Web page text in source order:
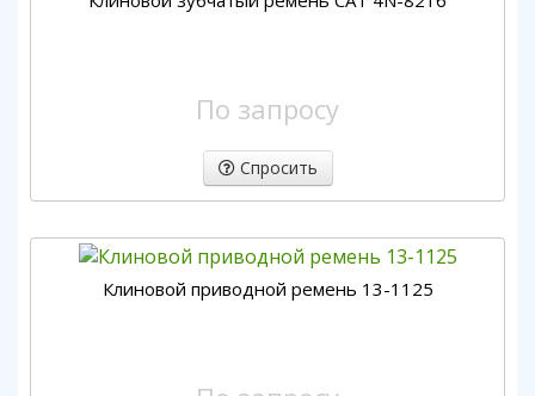
По запросу
Спросить
Клиновой приводной ремень 13-1125